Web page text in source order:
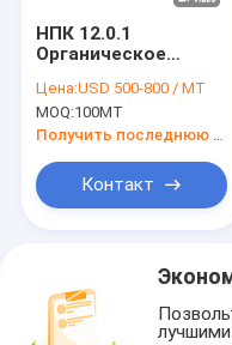
НПК 12.0.1
Органическое
удобрение CAS
66455-26-3 для
здоровой почвы и
Цена:USD 500-800 / MT
MOQ:100MT
Получить последнюю цену
Контакт